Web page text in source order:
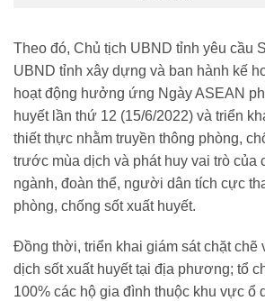
Theo đó, Chủ tịch UBND tỉnh yêu cầu
UBND tỉnh xây dựng và ban hành kế
hoạt động hưởng ứng Ngày ASEAN
huyết lần thứ 12 (15/6/2022) và triển
thiết thực nhằm truyền thông phòng,
trước mùa dịch và phát huy vai trò của
ngành, đoàn thể, người dân tích cực
phòng, chống sốt xuất huyết.
Đồng thời, triển khai giám sát chặt chẽ
dịch sốt xuất huyết tại địa phương; tổ
100% các hộ gia đình thuộc khu vực ổ